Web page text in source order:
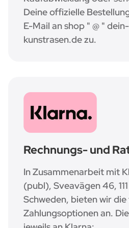
Deine offizielle
E-Mail an shop " @ " dein-
kunstrasen.de zu.
Rechnungs- und
In Zusammenarbeit mit
(publ), Sveavägen 46,
Schweden, bieten wir
Zahlungsoptionen an.